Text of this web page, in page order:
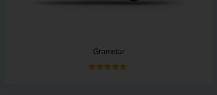
Gramstar